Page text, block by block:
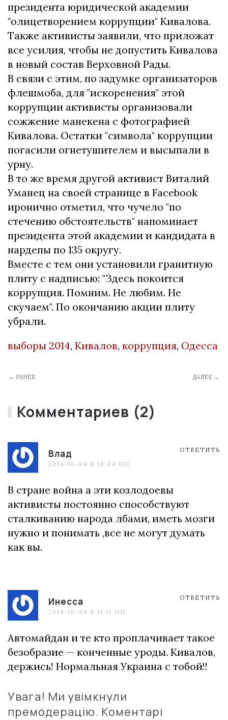
президента юридической академии
"олицетворением коррупции" Кивалова.
Также активисты заявили, что приложат
все усилия, чтобы не допустить Кивалова
в новый состав Верховной Рады.
В связи с этим, по задумке организаторов
флешмоба, для "искоренения" этой
коррупции активисты организовали
сожжение манекена с фотографией
Кивалова. Остатки "символа" коррупции
погасили огнетушителем и высыпали в
урну.
В то же время другой активист Виталий
Уманец на своей странице в Facebook
иронично отметил, что чучело "по
стечению обстоятельств" напоминает
президента этой академии и кандидата в
нардепы по 135 округу.
Вместе с тем они установили гранитную
плиту с надписью: "Здесь покоится
коррупция. Помним. Не любим. Не
скучаем". По окончанию акции плиту
убрали.
выборы 2014, Кивалов, коррупция, Одесса
← РАНЕЕ ДАЛЕЕ →
Комментариев (2)
Влад
2014-10-04 В 10:04 ПП
ОТВЕТИТЬ
В стране война а эти козлодоевы
активисты постоянно способствуют
сталкиванию народа лбами, иметь мозги
нужно и понимать ,все не могут думать
как вы.
Инесса
2014-10-04 В 11:11 ПП
ОТВЕТИТЬ
Автомайдан и те кто проплачивает такое
безобразие — конченные уроды. Кивалов,
держись! Нормальная Украина с тобой!!
Увага! Ми увімкнули
премодерацію. Коментарі